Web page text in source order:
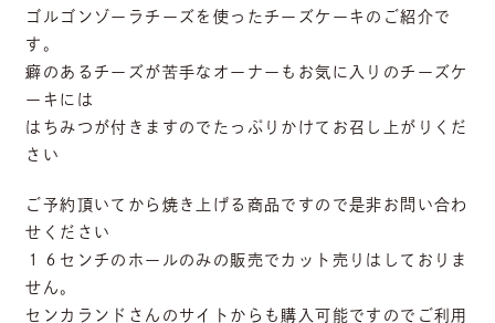
ゴルゴンゾーラチーズを使ったチーズケーキのご紹介で
す。
癖のあるチーズが苦手なオーナーもお気に入りのチーズケ
ーキには
はちみつが付きますのでたっぷりかけてお召し上がりくだ
さい
ご予約頂いてから焼き上げる商品ですので是非お問い合わ
せください
１６センチのホールのみの販売でカット売りはしておりま
せん。
センカランドさんのサイトからも購入可能ですのでご利用